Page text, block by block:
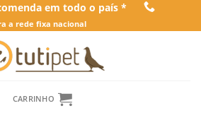
em todo o país *
a rede fixa nacional
CARRINHO